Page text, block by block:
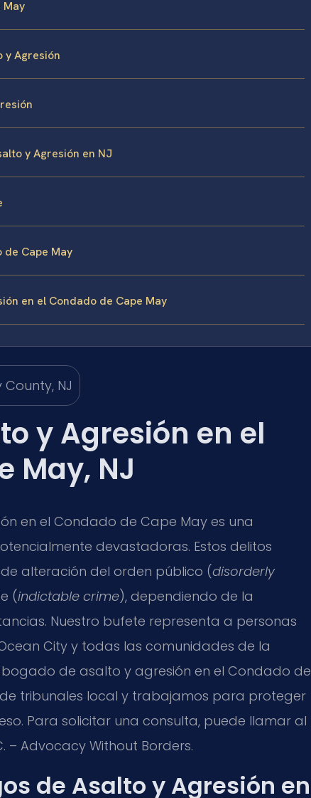
May
y Agresión
y Agresión en NJ
de Cape May
en el Condado de Cape May
y Agresión en el
May, NJ
en el Condado de Cape May es una
devastadoras. Estos delitos
alteración del orden público (disorderly
(indictable crime), dependiendo de la
Nuestro bufete representa a personas
City y todas las comunidades de la
de asalto y agresión en el Condado de
tribunales local y trabajamos para proteger
Para solicitar una consulta, puede llamar al
– Advocacy Without Borders.
de Asalto y Agresión en